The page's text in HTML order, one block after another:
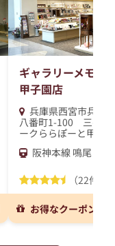
ギャラリーメモリ
甲子園店
兵庫県西宮市兵庫
八番町1-100 三井シ
ークららぽーと甲子
阪神本線 鳴尾・武
（22件）
お得なクーポンを